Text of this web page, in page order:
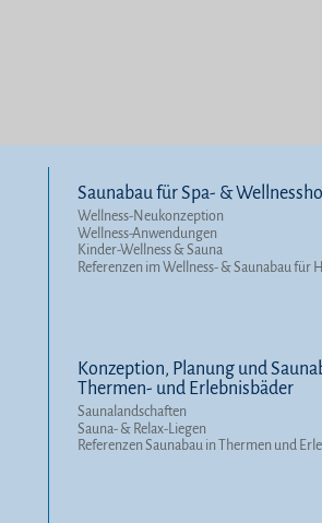
Saunabau für Spa- &
Wellness-Neukonzeption
Wellness-Anwendungen
Kinder-Wellness & Sauna
Referenzen im Wellness- & Saunabau für
Konzeption, Planung und
Thermen- und Erlebnisbäder
Saunalandschaften
Sauna- & Relax-Liegen
Referenzen Saunabau in Thermen und